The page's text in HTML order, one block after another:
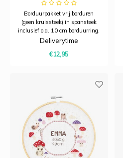
Borduurpakket vrij borduren
(geen kruissteek) in spansteek
inclusief o.a. 10 cm borduurring.
Deliverytime
€12,95